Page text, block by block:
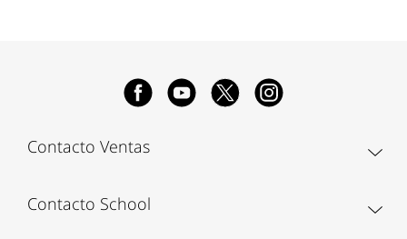
Contacto Ventas
Contacto School